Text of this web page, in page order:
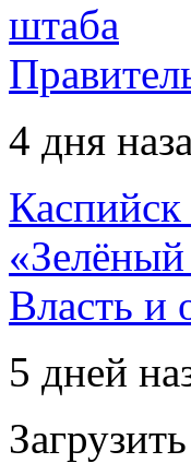
штаба
4 дня
Власть и
5 дней